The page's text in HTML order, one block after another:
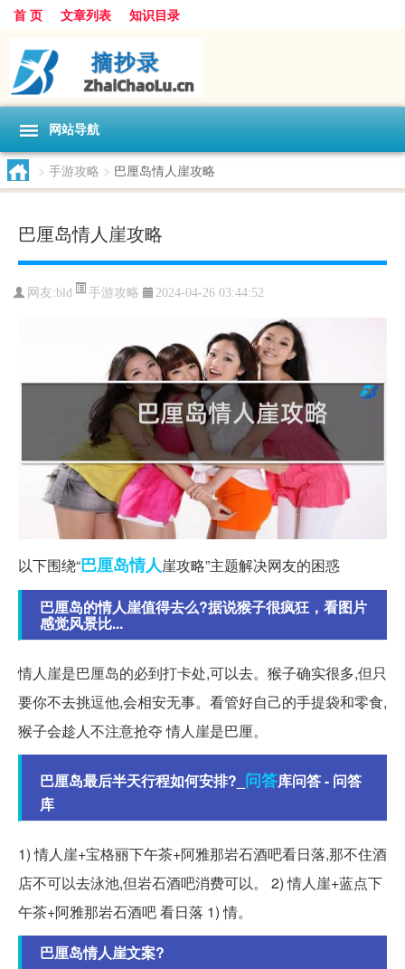
首 页 文章列表 知识目录
网站导航
> 手游攻略 > 巴厘岛情人崖攻略
巴厘岛情人崖攻略
网友:bld 手游攻略 2024-04-26 03:44:52
以下围绕“巴厘岛情人崖攻略”主题解决网友的困惑
巴厘岛的情人崖值得去么?据说猴子很疯狂，看图片
感觉风景比...
情人崖是巴厘岛的必到打卡处,可以去。猴子确实很多,但只
要你不去挑逗他,会相安无事。看管好自己的手提袋和零食,
猴子会趁人不注意抢夺 情人崖是巴厘。
巴厘岛最后半天行程如何安排?_ 问答库问答 - 问答
库
1) 情人崖+宝格丽下午茶+阿雅那岩石酒吧看日落,那不住酒
店不可以去泳池,但岩石酒吧消费可以。 2) 情人崖+蓝点下
午茶+阿雅那岩石酒吧 看日落 1) 情。
巴厘岛情人崖文案?